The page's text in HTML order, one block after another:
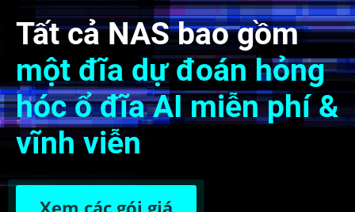
Tất cả NAS bao gồm
một đĩa dự đoán hỏng
hóc ổ đĩa AI miễn phí &
vĩnh viễn
Xem các gói giá